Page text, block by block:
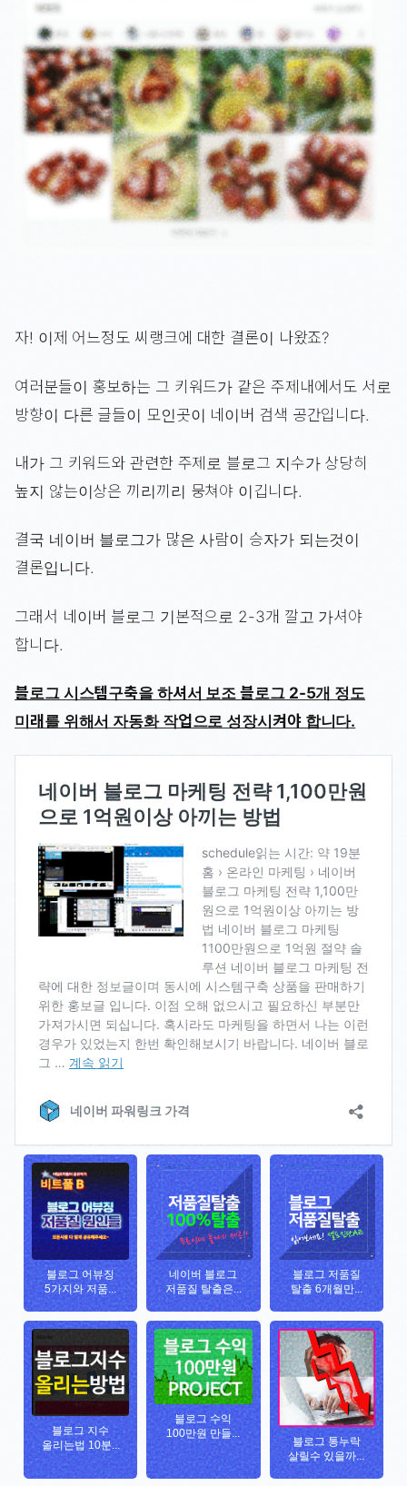
자! 이제 어느정도 씨랭크에 대한 결론이 나왔죠?
여러분들이 홍보하는 그 키워드가 같은 주제내에서도 서로
방향이 다른 글들이 모인곳이 네이버 검색 공간입니다.
내가 그 키워드와 관련한 주제로 블로그 지수가 상당히
높지 않는이상은 끼리끼리 뭉쳐야 이깁니다.
결국 네이버 블로그가 많은 사람이 승자가 되는것이
결론입니다.
그래서 네이버 블로그 기본적으로 2-3개 깔고 가셔야
합니다.
블로그 시스템구축을 하셔서 보조 블로그 2-5개 정도
미래를 위해서 자동화 작업으로 성장시켜야 합니다.